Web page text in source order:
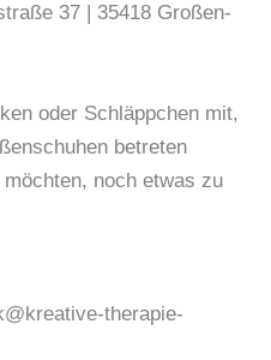
37 | 35418 Großen-
oder Schläppchen mit,
betreten
noch etwas zu
therapie-